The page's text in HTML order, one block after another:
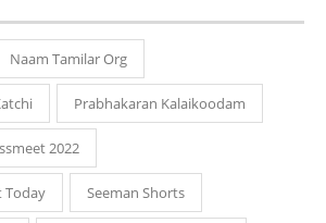
Naam Tamilar Org
Prabhakaran Kalaikoodam
2022
Today Seeman Shorts